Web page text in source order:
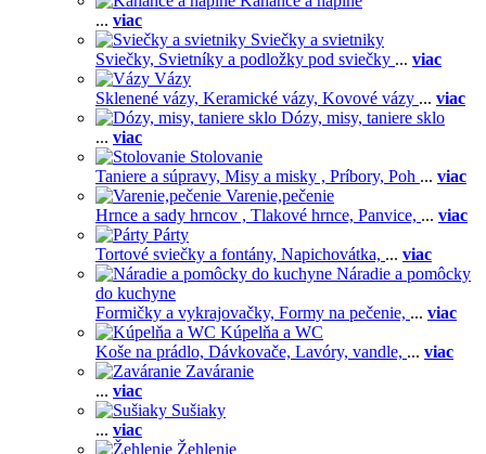
... viac
Sviečky a svietniky
Sviečky, Svietníky a podložky pod sviečky ... viac
Vázy
Sklenené vázy, Keramické vázy, Kovové vázy ... viac
Dózy, misy, taniere sklo
... viac
Stolovanie
Taniere a súpravy, Misy a misky , Príbory, Poh ... viac
Varenie,pečenie
Hrnce a sady hrncov , Tlakové hrnce, Panvice, ... viac
Párty
Tortové sviečky a fontány, Napichovátka, ... viac
Náradie a pomôcky
do kuchyne
Formičky a vykrajovačky, Formy na pečenie, ... viac
Kúpelňa a WC
Koše na prádlo, Dávkovače, Lavóry, vandle, ... viac
Zaváranie
... viac
Sušiaky
... viac
Žehlenie